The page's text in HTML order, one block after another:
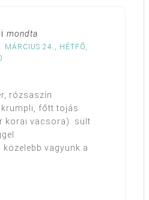
mondta
MÁRCIUS 24., HÉTFŐ,
rózsaszín
főtt tojás
korai vacsora): sült
vagyunk a